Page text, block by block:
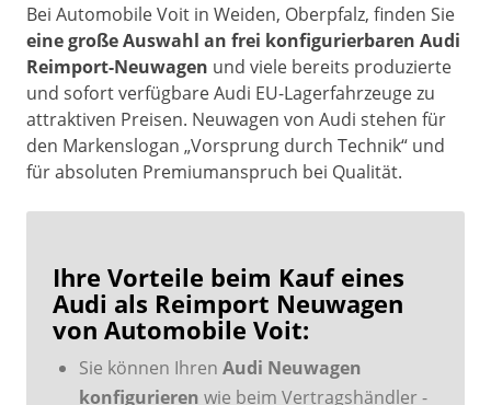
Bei Automobile Voit in Weiden, Oberpfalz, finden Sie
eine große Auswahl an frei konfigurierbaren Audi
Reimport-Neuwagen und viele bereits produzierte
und sofort verfügbare Audi EU-Lagerfahrzeuge zu
attraktiven Preisen. Neuwagen von Audi stehen für
den Markenslogan „Vorsprung durch Technik“ und
für absoluten Premiumanspruch bei Qualität.
Ihre Vorteile beim Kauf eines
Audi als Reimport Neuwagen
von Automobile Voit:
Sie können Ihren Audi Neuwagen
konfigurieren wie beim Vertragshändler -